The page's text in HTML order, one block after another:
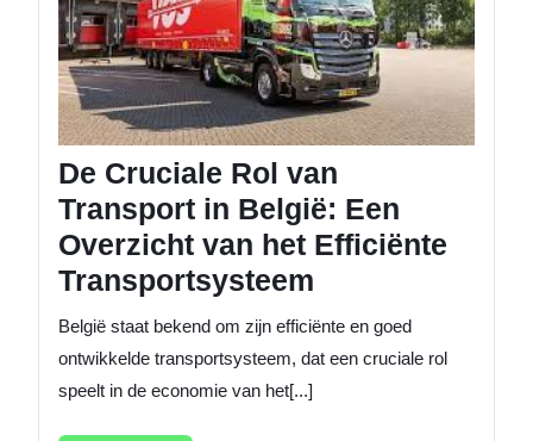
in
België:
het
De Cruciale Rol van
Transport in België: Een
Overzicht van het Efficiënte
Transportsysteem
België staat bekend om zijn efficiënte en goed
ontwikkelde transportsysteem, dat een cruciale rol
speelt in de economie van het[...]